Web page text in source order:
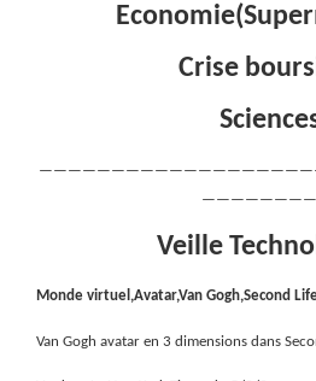
Crise
Veille
Monde virtuel,Avatar,Van Gogh,Second
Van Gogh avatar en 3 dimensions dans